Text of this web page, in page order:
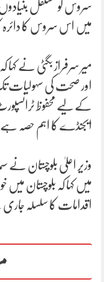
سروس کو مستقل بنیادوں
میں اس سروس کا دائرہ
میر سرفراز بگٹی نے کہا
اور صحت کی سہولیات
کے لیے محفوظ
ایجنڈے کا اہم حصہ
وزیر اعلیٰ بلوچستان نے
میں کہا کہ بلوچستان میں
اقدامات کا سلسلہ